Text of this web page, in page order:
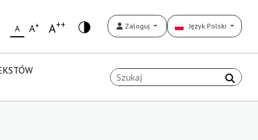
A A+ A++ Zaloguj Język Polski